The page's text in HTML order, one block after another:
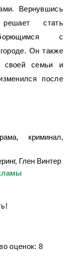
Вернувшись
стать
с
Он также
своей семьи и
после
криминал,
Глен Винтер
оценок: 8